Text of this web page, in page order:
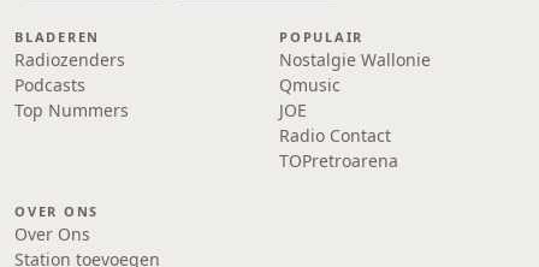
BLADEREN
Radiozenders
Podcasts
Top Nummers
POPULAIR
Nostalgie Wallonie
Qmusic
JOE
Radio Contact
TOPretroarena
OVER ONS
Over Ons
Station toevoegen